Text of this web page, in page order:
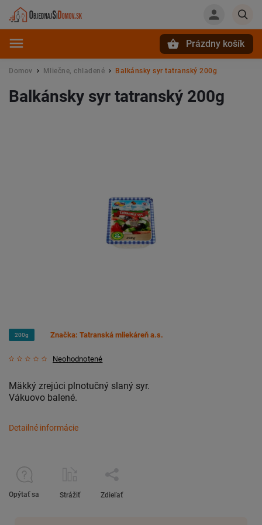
Prázdny košík
Domov / Mliečne, chladené / Balkánsky syr tatranský 200g
Balkánsky syr tatranský 200g
200g
Neohodnotené
Značka: Tatranská mliekáreň a.s.
Mäkký zrejúci plnotučný slaný syr.
Vákuovo balené.
Detailné informácie
Opýtať sa Strážiť Zdieľať